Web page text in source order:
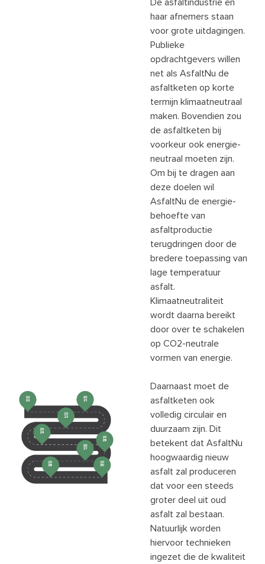
haar afnemers staan
voor grote uitdagingen.
Publieke
opdrachtgevers willen
net als AsfaltNu de
asfaltketen op korte
termijn klimaatneutraal
maken. Bovendien zou
de asfaltketen bij
voorkeur ook energie-
neutraal moeten zijn.
Om bij te dragen aan
deze doelen wil
AsfaltNu de energie-
behoefte van
asfaltproductie
terugdringen door de
bredere toepassing van
lage temperatuur
asfalt.
Klimaatneutraliteit
wordt daarna bereikt
door over te schakelen
op CO2-neutrale
vormen van energie.
Daarnaast moet de
asfaltketen ook
volledig circulair en
duurzaam zijn. Dit
betekent dat AsfaltNu
hoogwaardig nieuw
asfalt zal produceren
dat voor een steeds
groter deel uit oud
asfalt zal bestaan.
Natuurlijk worden
hiervoor technieken
ingezet die de kwaliteit